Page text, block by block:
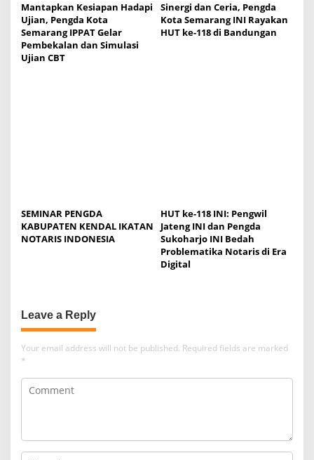
Mantapkan Kesiapan Hadapi
Ujian, Pengda Kota
Semarang IPPAT Gelar
Pembekalan dan Simulasi
Ujian CBT
Sinergi dan Ceria, Pengda
Kota Semarang INI Rayakan
HUT ke-118 di Bandungan
SEMINAR PENGDA
KABUPATEN KENDAL IKATAN
NOTARIS INDONESIA
HUT ke-118 INI: Pengwil
Jateng INI dan Pengda
Sukoharjo INI Bedah
Problematika Notaris di Era
Digital
Leave a Reply
Your email address will not be published. Required fields are marked
*